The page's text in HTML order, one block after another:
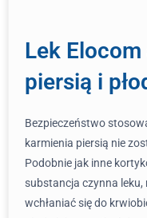
Lek
piersią i
Bezpieczeństwo
karmienia piersią nie
Podobnie jak inne
substancja czynna
wchłaniać się do